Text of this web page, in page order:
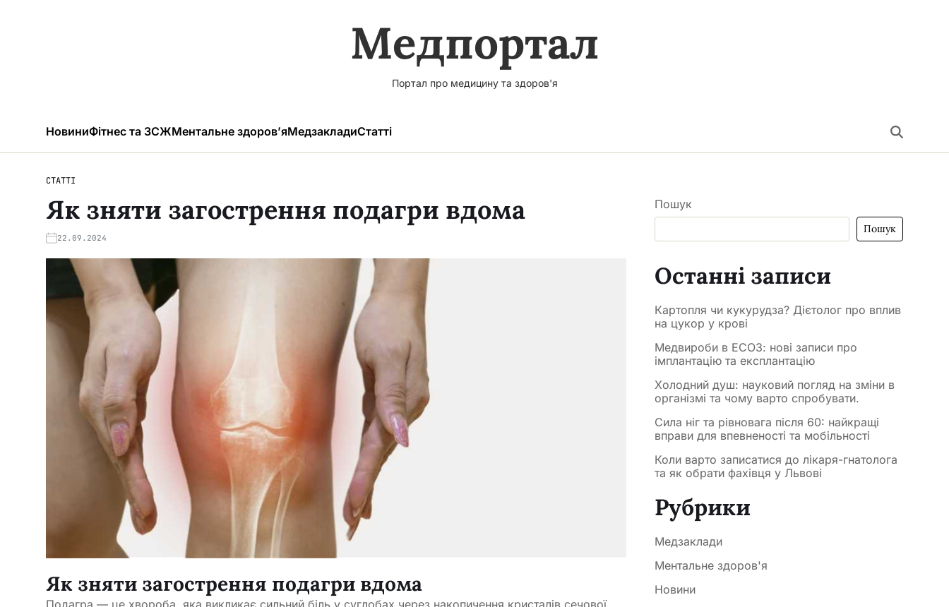
Медпортал
Портал про медицину та здоров'я
НовиниФітнес та ЗСЖМентальне здоров’яМедзакладиСтатті
СТАТТІ
Як зняти загострення подагри вдома
22.09.2024
Як зняти загострення подагри вдома
Подагра — це хвороба, яка викликає сильний біль у суглобах через накопичення кристалів сечової
Пошук
Пошук
Останні записи
Картопля чи кукурудза? Дієтолог про вплив
на цукор у крові
Медвироби в ЕСОЗ: нові записи про
імплантацію та експлантацію
Холодний душ: науковий погляд на зміни в
організмі та чому варто спробувати.
Сила ніг та рівновага після 60: найкращі
вправи для впевненості та мобільності
Коли варто записатися до лікаря-гнатолога
та як обрати фахівця у Львові
Рубрики
Медзаклади
Ментальне здоров'я
Новини